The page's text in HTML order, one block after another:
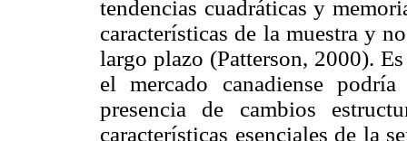
tendencias cuadráticas y
características de la muestra y
largo plazo (Patterson, 2000).
el mercado canadiense
presencia de cambios
características esenciales de la